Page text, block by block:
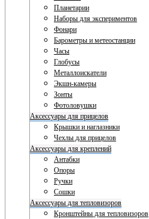
Планетарии
Наборы для экспериментов
Фонари
Барометры и метеостанции
Часы
Глобусы
Металлоискатели
Экшн-камеры
Зонты
Фотоловушки
Аксессуары для прицелов
Крышки и наглазники
Чехлы для прицелов
Аксессуары для креплений
Антабки
Опоры
Ручки
Сошки
Аксессуары для тепловизоров
Кронштейны для тепловизоров